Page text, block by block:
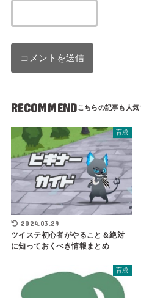
RECOMMEND
育成
2024.03.29
ツイステ初心者がやること＆絶対
に知っておくべき情報まとめ
育成